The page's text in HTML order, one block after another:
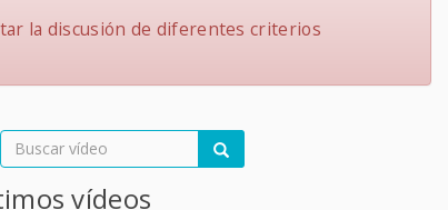
Contacto
la discusión de diferentes criterios
vídeos